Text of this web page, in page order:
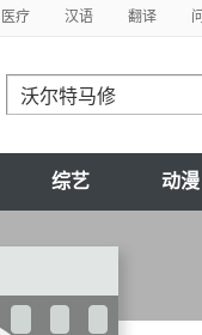
医疗 汉语 翻译
综艺 动漫